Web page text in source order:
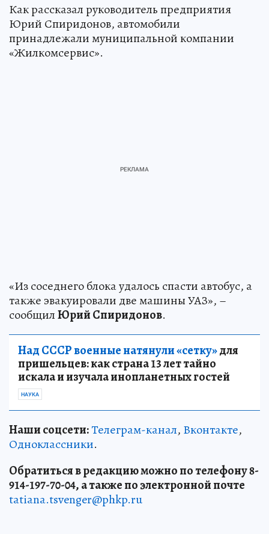
Как рассказал руководитель предприятия
Юрий Спиридонов, автомобили
принадлежали муниципальной компании
«Жилкомсервис».
«Из соседнего блока удалось спасти автобус, а
также эвакуировали две машины УАЗ», –
сообщилЮрий Спиридонов.
Над СССР военные натянули «сетку»для
пришельцев: как страна 13 лет тайно
искала и изучала инопланетных гостей
НАУКА
Наши соцсети:Телеграм-канал, Вконтакте,
Одноклассники.
Обратиться в редакцию можно по телефону 8-
914-197-70-04, а также по электронной почте
tatiana.tsvenger@phkp.ru